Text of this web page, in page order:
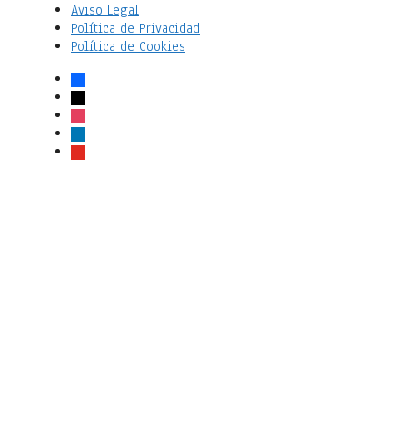
Aviso Legal
Política de Privacidad
Política de Cookies
facebook
x
instagram
linkedin
youtube